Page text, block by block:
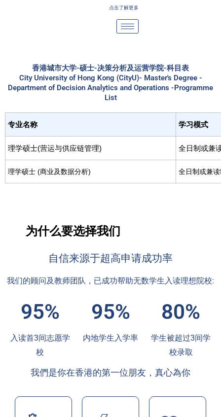
点击了解更多
香港城市大学-硕士-决策分析及运营学院-科目表
City University of Hong Kong (CityU)- Master's Degree -
Department of Decision Analytics and Operations -Programme
List
专业名称 学习模式
理学硕士(营运与供应链管理) 全日制或兼
理学硕士 (商业及数据分析) 全日制或兼
为什么要选择我们
自信来源于超高申请成功率
我们的顾问及教师团队，已成功帮助无数学生入读理想院校:
95%
入读首3间志愿学
校
95%
内地学生入学率
80%
学生被超过3间学
校录取
我們是你在香港的第一位朋友，真心為你